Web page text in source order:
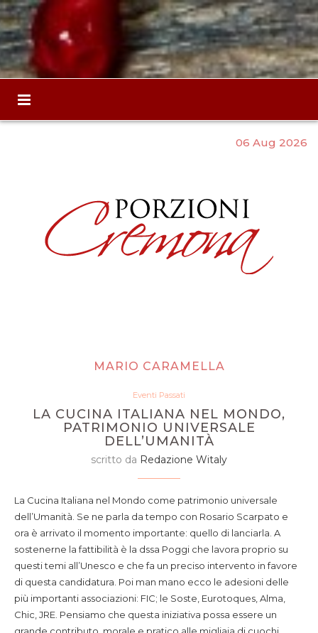
06 Aug 2026
MARIO CARAMELLA
Eventi Passati
LA CUCINA ITALIANA NEL MONDO,
PATRIMONIO UNIVERSALE
DELL’UMANITÀ
scritto da Redazione Witaly
La Cucina Italiana nel Mondo come patrimonio universale
dell’Umanità. Se ne parla da tempo con Rosario Scarpato e
ora è arrivato il momento importante: quello di lanciarla. A
sostenerne la fattibilità è la dssa Poggi che lavora proprio su
questi temi all’Unesco e che fa un preciso intervento in favore
di questa candidatura. Poi man mano ecco le adesioni delle
più importanti associazioni: FIC; le Soste, Eurotoques, Alma,
Chic, JRE. Pensiamo che questa iniziativa possa essere un